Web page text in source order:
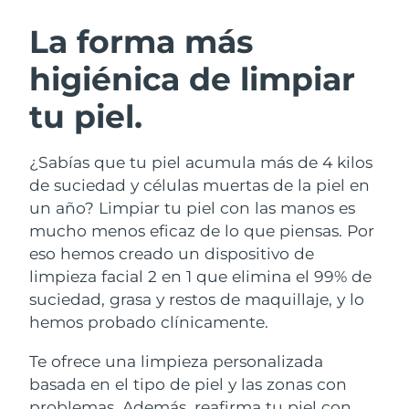
La forma más
higiénica de limpiar
tu piel.
¿Sabías que tu piel acumula más de 4 kilos
de suciedad y células muertas de la piel en
un año? Limpiar tu piel con las manos es
mucho menos eficaz de lo que piensas. Por
eso hemos creado un dispositivo de
limpieza facial 2 en 1 que elimina el 99% de
suciedad, grasa y restos de maquillaje, y lo
hemos probado clínicamente.
Te ofrece una limpieza personalizada
basada en el tipo de piel y las zonas con
Limpieza facial
Anti-aging massage
LUNA™ 4 Plus
Massage, LED heating
LUNA™ 4 Men
Microcurrent toning
BEAR™ 2 go
Microcurrent toning on-the-go
BEAR™ 2 eyes & lips
Hidratación
UFO™ 3 pack
Deep facial hydration
Near-infrared and red light therapy
device
Cuidado bucal
issa™ 4
Hybrid silicone sonic toothbrush
Smart hybrid silicone sonic toothbrush
TRATAMIENTO ANTIEDAD FAQ™
Antiedad Tratamientos LED
NEW
Austria Entrega prevista
Baréin Entrega prevista 11/08/2026
Bélgica
Bermudas Entrega prevista16/08/2026
Bosnia y Herzegovina Entrega prevista
Brunéi Entrega prevista
Bulgaria Entrega prevista 10/08/2026
Canadá Entrega prevista
Chile Entrega prevista14/08/2026